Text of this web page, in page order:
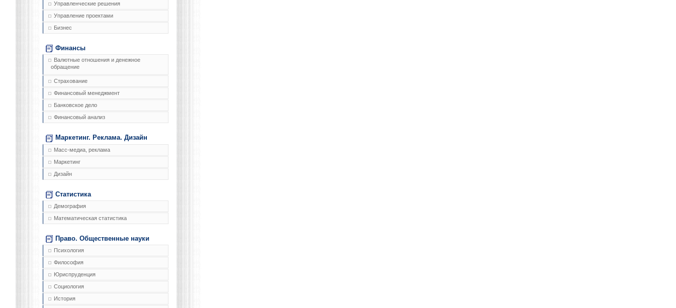
Управленческие решения
Управление проектами
Бизнес
Финансы
Валютные отношения и денежное
обращение
Страхование
Финансовый менеджмент
Банковское дело
Финансовый анализ
Маркетинг. Реклама. Дизайн
Масс-медиа, реклама
Маркетинг
Дизайн
Статистика
Демография
Математическая статистика
Право. Общественные науки
Психология
Философия
Юриспруденция
Социология
История